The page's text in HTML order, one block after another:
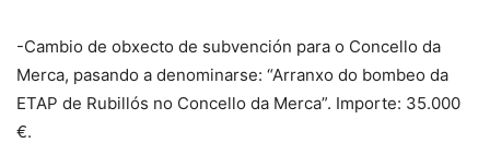
-Cambio de obxecto de subvención para o Concello da
Merca, pasando a denominarse: “Arranxo do bombeo da
ETAP de Rubillós no Concello da Merca”. Importe: 35.000
€.